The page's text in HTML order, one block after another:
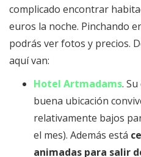
complicado encontrar
euros la noche. Pinchando
podrás ver fotos y precios.
aquí van:
Hotel Artmadams.
buena ubicación
relativamente bajos
el mes). Además está
animadas para salir